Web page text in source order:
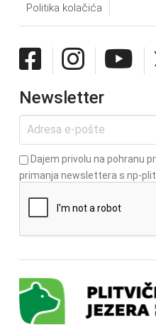
Politika kolačića
Newsletter
Dajem privolu na pohranu
primanja newslettera s np-